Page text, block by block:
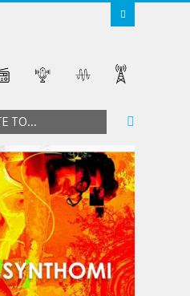
TO...